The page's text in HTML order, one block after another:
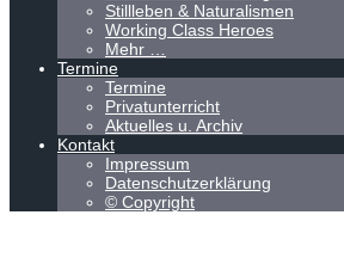
Stillleben & Naturalismen
Working Class Heroes
Mehr …
Termine
Termine
Privatunterricht
Aktuelles u. Archiv
Kontakt
Impressum
Datenschutzerklärung
© Copyright